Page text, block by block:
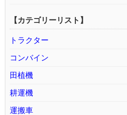
【カテゴリーリスト】
トラクター
コンバイン
田植機
耕運機
運搬車